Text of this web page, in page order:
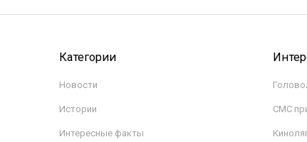
Категории
Новости
Истории
Интересные факты
СМС